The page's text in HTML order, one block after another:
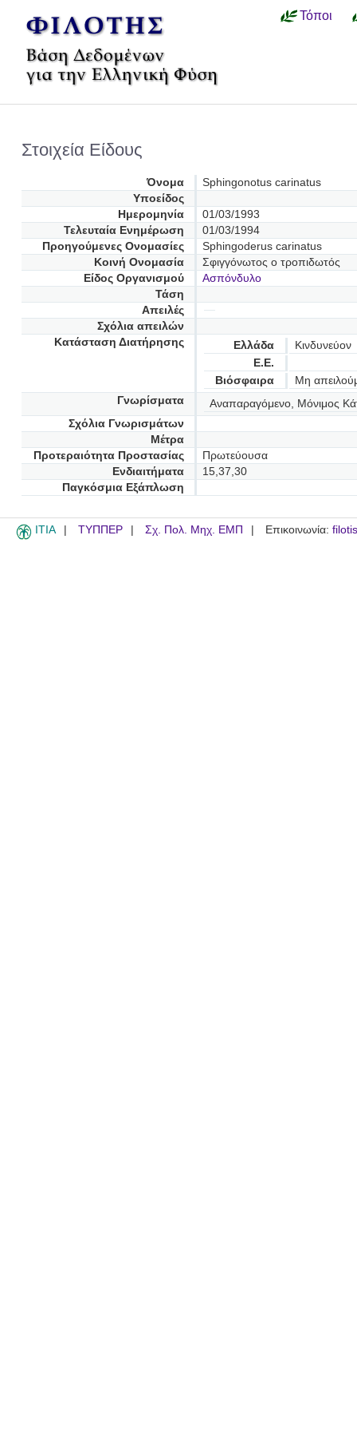
Τόποι
Στοιχεία Είδους
Όνομα
Sphingonotus carinatus
Υποείδος
Ημερομηνία
01/03/1993
Τελευταία Ενημέρωση
01/03/1994
Προηγούμενες Oνομασίες
Sphingoderus carinatus
Κοινή Ονομασία
Σφιγγόνωτος ο τροπιδωτός
Είδος Οργανισμού
Ασπόνδυλο
Τάση
Απειλές
Σχόλια απειλών
Κατάσταση Διατήρησης
Ελλάδα
Κινδυνεύον
Ε.Ε.
Βιόσφαιρα
Μη
Γνωρίσματα
Αναπαραγόμενο, Μόνιμος
Σχόλια Γνωρισμάτων
Μέτρα
Προτεραιότητα Προστασίας
Πρωτεύουσα
Ενδιαιτήματα
15,37,30
Παγκόσμια Εξάπλωση
ITIA ΤΥΠΠΕΡ Σχ. Πολ. Μηχ. ΕΜΠ Επικοινωνία: